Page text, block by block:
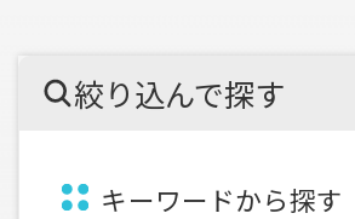
絞り込んで探す
キーワードから探す